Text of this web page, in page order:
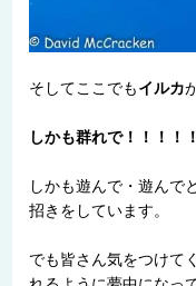
そしてここでも イルカ
しかも群れで！！！！
しかも遊んで・遊んで
招きをしています。
でも皆さん気をつけて